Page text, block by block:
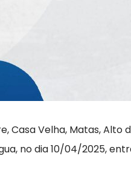
Casa Velha, Matas,
no dia 10/04/2025,